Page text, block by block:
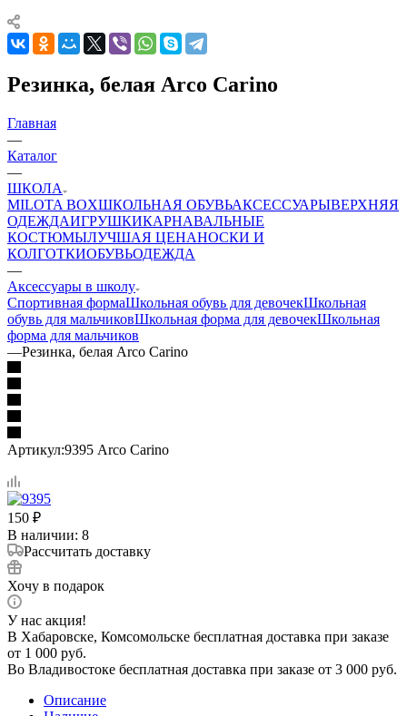
Резинка, белая Arco Carino
Главная
—
Каталог
—
ШКОЛА
MILOTA BOXШКОЛЬНАЯ ОБУВЬАКСЕССУАРЫВЕРХНЯЯ
ОДЕЖДАИГРУШКИКАРНАВАЛЬНЫЕ
КОСТЮМЫЛУЧШАЯ ЦЕНАНОСКИ И
КОЛГОТКИОБУВЬОДЕЖДА
—
Аксессуары в школу
Спортивная формаШкольная обувь для девочекШкольная
обувь для мальчиковШкольная форма для девочекШкольная
форма для мальчиков
—Резинка, белая Arco Carino
Артикул:9395 Arco Carino
150 ₽
В наличии: 8
Рассчитать доставку
Хочу в подарок
У нас акция!
В Хабаровске, Комсомольске бесплатная доставка при заказе
от 1 000 руб.
Во Владивостоке бесплатная доставка при заказе от 3 000 руб.
Описание